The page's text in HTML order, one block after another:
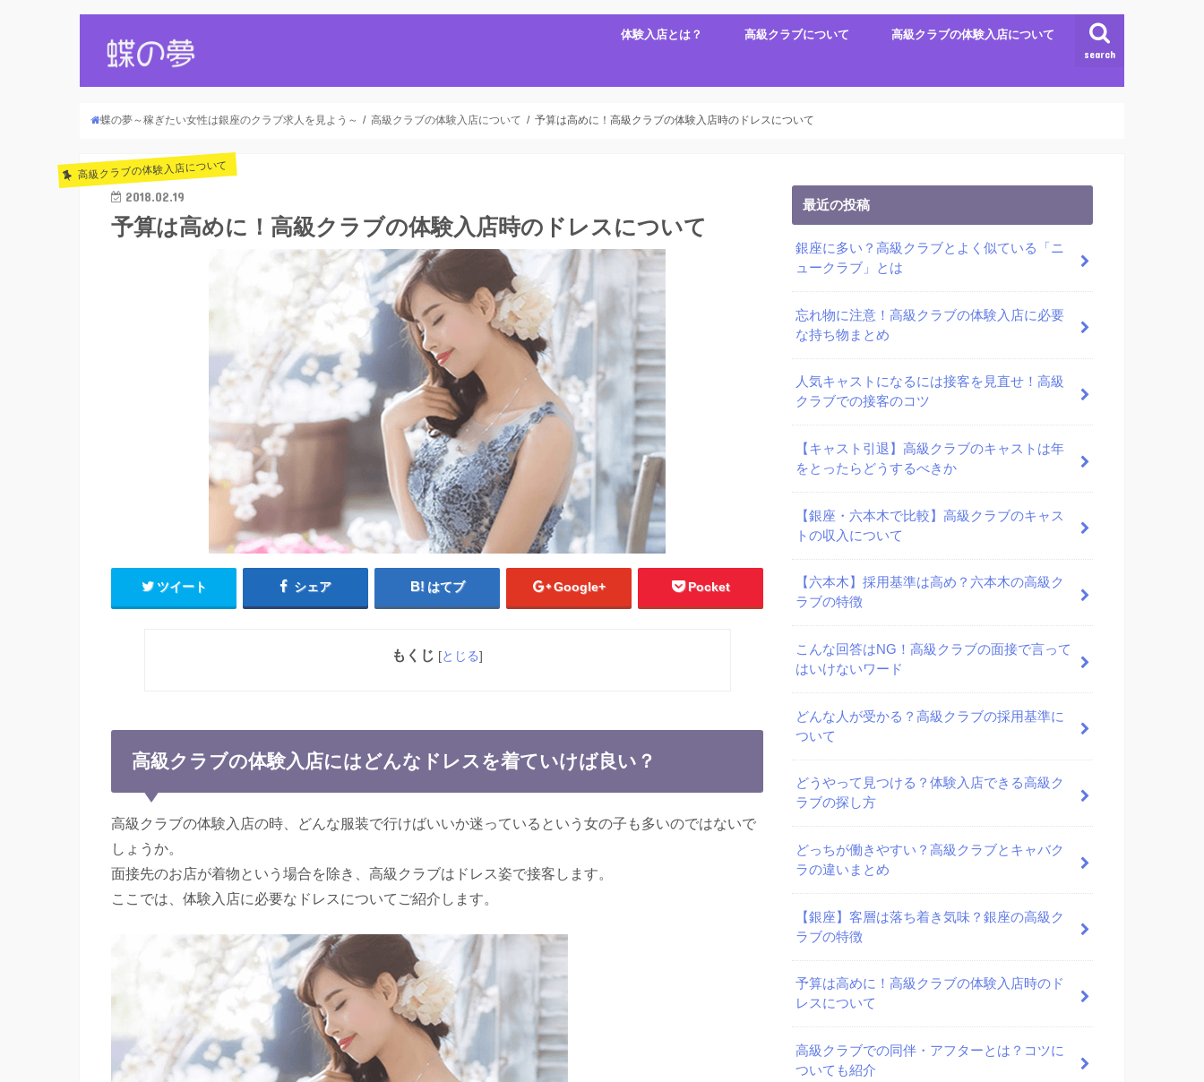
search
体験入店とは？ 高級クラブについて 高級クラブの体験入店について
蝶の夢～稼ぎたい女性は銀座のクラブ求人を見よう～ 高級クラブの体験入店について 予算は高めに！高級クラブの体験入店時のドレスについて
高級クラブの体験入店について
2018.02.19
予算は高めに！高級クラブの体験入店時のドレスについて
ツイート シェア はてブ Google+ Pocket
もくじ [とじる]
高級クラブの体験入店にはどんなドレスを着ていけば良い？
高級クラブの体験入店の時、どんな服装で行けばいいか迷っているという女の子も多いのではないで
しょうか。
面接先のお店が着物という場合を除き、高級クラブはドレス姿で接客します。
ここでは、体験入店に必要なドレスについてご紹介します。
最近の投稿
銀座に多い？高級クラブとよく似ている「ニ
ュークラブ」とは
忘れ物に注意！高級クラブの体験入店に必要
な持ち物まとめ
人気キャストになるには接客を見直せ！高級
クラブでの接客のコツ
【キャスト引退】高級クラブのキャストは年
をとったらどうするべきか
【銀座・六本木で比較】高級クラブのキャス
トの収入について
【六本木】採用基準は高め？六本木の高級ク
ラブの特徴
こんな回答はNG！高級クラブの面接で言って
はいけないワード
どんな人が受かる？高級クラブの採用基準に
ついて
どうやって見つける？体験入店できる高級ク
ラブの探し方
どっちが働きやすい？高級クラブとキャバク
ラの違いまとめ
【銀座】客層は落ち着き気味？銀座の高級ク
ラブの特徴
予算は高めに！高級クラブの体験入店時のド
レスについて
高級クラブでの同伴・アフターとは？コツに
ついても紹介